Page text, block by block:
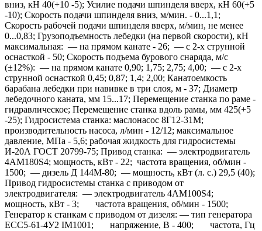
вниз, кН 40(+10 -5); Усилие подачи шпинделя вверх, кН 60(+5
-10); Скорость подачи шпинделя вниз, м/мин. - 0...1,1;
Скорость рабочей подачи шпинделя вверх, м/мин, не менее
0...0,83; Грузоподъемность лебедки (на первой скорости), кН
максимальная: — на прямом канате - 26; — с 2-х струнной
оснасткой - 50; Скорость подъема бурового снаряда, м/с
(±12%): — на прямом канате 0,90; 1,75; 2,75; 4,00; — с 2-х
струнной оснасткой 0,45; 0,87; 1,4; 2,00; Канатоемкость
барабана лебедки при навивке в три слоя, м - 37; Диаметр
лебедочного каната, мм 15...17; Перемещение станка по раме -
гидравлическое; Перемещение станка вдоль рамы, мм 425(+5
-25); Гидросистема станка: маслонасос 8Г12-31М;
производительность насоса, л/мин - 12/12; максимальное
давление, МПа - 5,6; рабочая жидкость для гидросистемы
И-20А ГОСТ 20799-75; Привод станка: — электродвигатель
4АМ180S4; мощность, кВт - 22; частота вращения, об/мин -
1500; — дизель Д 144М-80; — мощность, кВт (л. с.) 29,5 (40);
Привод гидросистемы станка с приводом от
электродвигателя: — электродвигатель 4АМ100S4;
мощность, кВт - 3; частота вращения, об/мин - 1500;
Генератор к станкам с приводом от дизеля: — тип генератора
ЕСС5-61-4У2 IМ1001; напряжение, В - 400; частота, Гц